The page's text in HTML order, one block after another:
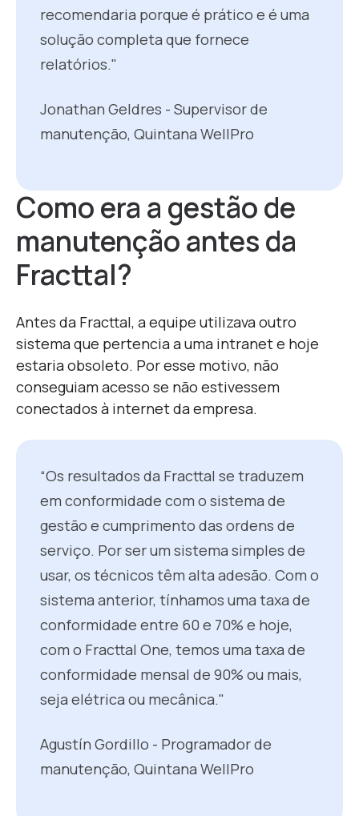
recomendaria porque é prático e é uma
solução completa que fornece
relatórios."
Jonathan Geldres - Supervisor de
manutenção, Quintana WellPro
Como era a gestão de
manutenção antes da
Fracttal?
Antes da Fracttal, a equipe utilizava outro
sistema que pertencia a uma intranet e hoje
estaria obsoleto. Por esse motivo, não
conseguiam acesso se não estivessem
conectados à internet da empresa.
“Os resultados da Fracttal se traduzem
em conformidade com o sistema de
gestão e cumprimento das ordens de
serviço. Por ser um sistema simples de
usar, os técnicos têm alta adesão. Com o
sistema anterior, tínhamos uma taxa de
conformidade entre 60 e 70% e hoje,
com o Fracttal One, temos uma taxa de
conformidade mensal de 90% ou mais,
seja elétrica ou mecânica."
Agustín Gordillo - Programador de
manutenção, Quintana WellPro